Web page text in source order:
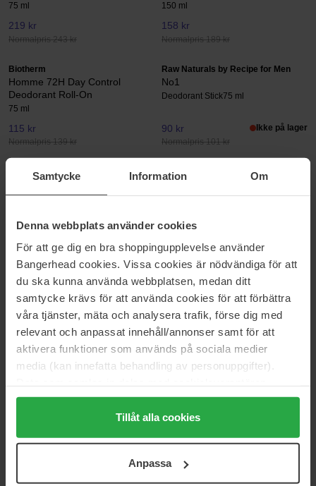
Samtycke Information Om
Denna webbplats använder cookies
För att ge dig en bra shoppingupplevelse använder
Bangerhead cookies. Vissa cookies är nödvändiga för att
du ska kunna använda webbplatsen, medan ditt
samtycke krävs för att använda cookies för att förbättra
våra tjänster, mäta och analysera trafik, förse dig med
relevant och anpassat innehåll/annonser samt för att
aktivera funktioner som används på sociala medier
media (kan innefatta behandling av personuppgifter).
Genom att trycka på "Tillåt alla cookies" accepterar du
alla cookies, medan du under "Detaljer" kan anpassa
användningen av cookies. Du kan när som helst återkalla
samt vår Integritetspolicy.
Tillåt alla cookies
Anpassa
75 ml
219 kr
Normalpris 243 kr
150 ml
158 kr
Normalpris 189 kr
Biotherm
Homme 72H Day Control
Deodorant Roll-On
75 ml
115 kr
Normalpris 139 kr
Raw Naturals by Recipe for Men
No1
Deodorant Stick75 ml
90 kr
Normalpris 101 kr
Ikke på lager
L'Oréal Paris
Men Expert
50 ml
Normalpris 55 kr
Armani
75 g
Normalpris 332 kr
Recipe for men
Deodorant Stick
75 ml
117 kr
Normalpris 139 kr
L'Oréal Paris
Men Expert Hydra Hyaluronic
Deodorant Roll On
50 ml
28 kr
Normalpris 55 kr
L'Oréal Paris
Normalpris 39 kr
L'Oréal Paris
28 kr
Normalpris 57 kr
Day Control Roll-on Duo Set
Biotherm
Homme 48H Day Control